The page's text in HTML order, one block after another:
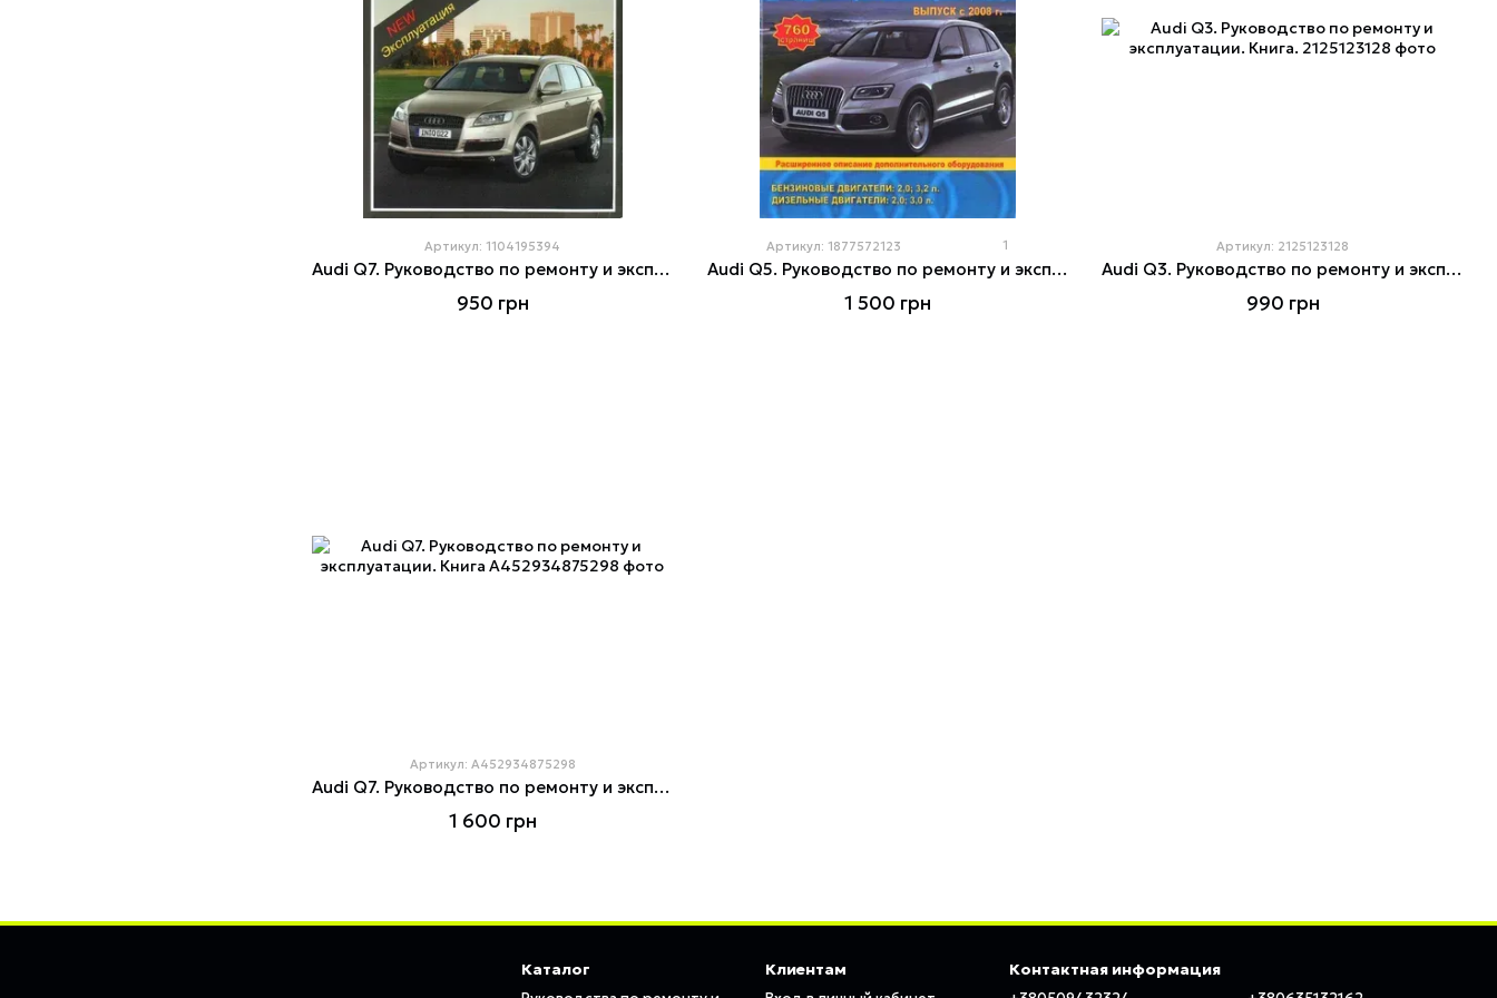
Артикул: 1104195394
Audi Q7. Руководство по ремонту и эксплуатации. Книга. Арус.
950 грн
Артикул: 1877572123 1
Audi Q5. Руководство по ремонту и эксплуатации. Книга.
1 500 грн
Артикул: 2125123128
Audi Q3. Руководство по ремонту и эксплуатации. Книга.
990 грн
Артикул: A452934875298
Audi Q7. Руководство по ремонту и эксплуатации. Книга
1 600 грн
Каталог Клиентам Контактная информация